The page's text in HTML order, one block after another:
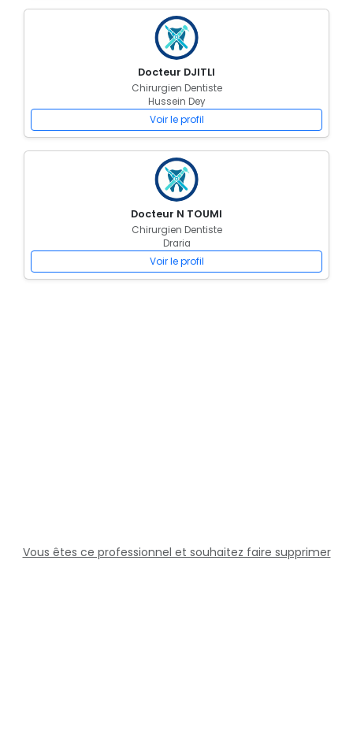
Docteur DJITLI
Chirurgien Dentiste
Hussein Dey
Voir le profil
Docteur N TOUMI
Chirurgien Dentiste
Draria
Voir le profil
Vous êtes ce professionnel et souhaitez faire supprimer